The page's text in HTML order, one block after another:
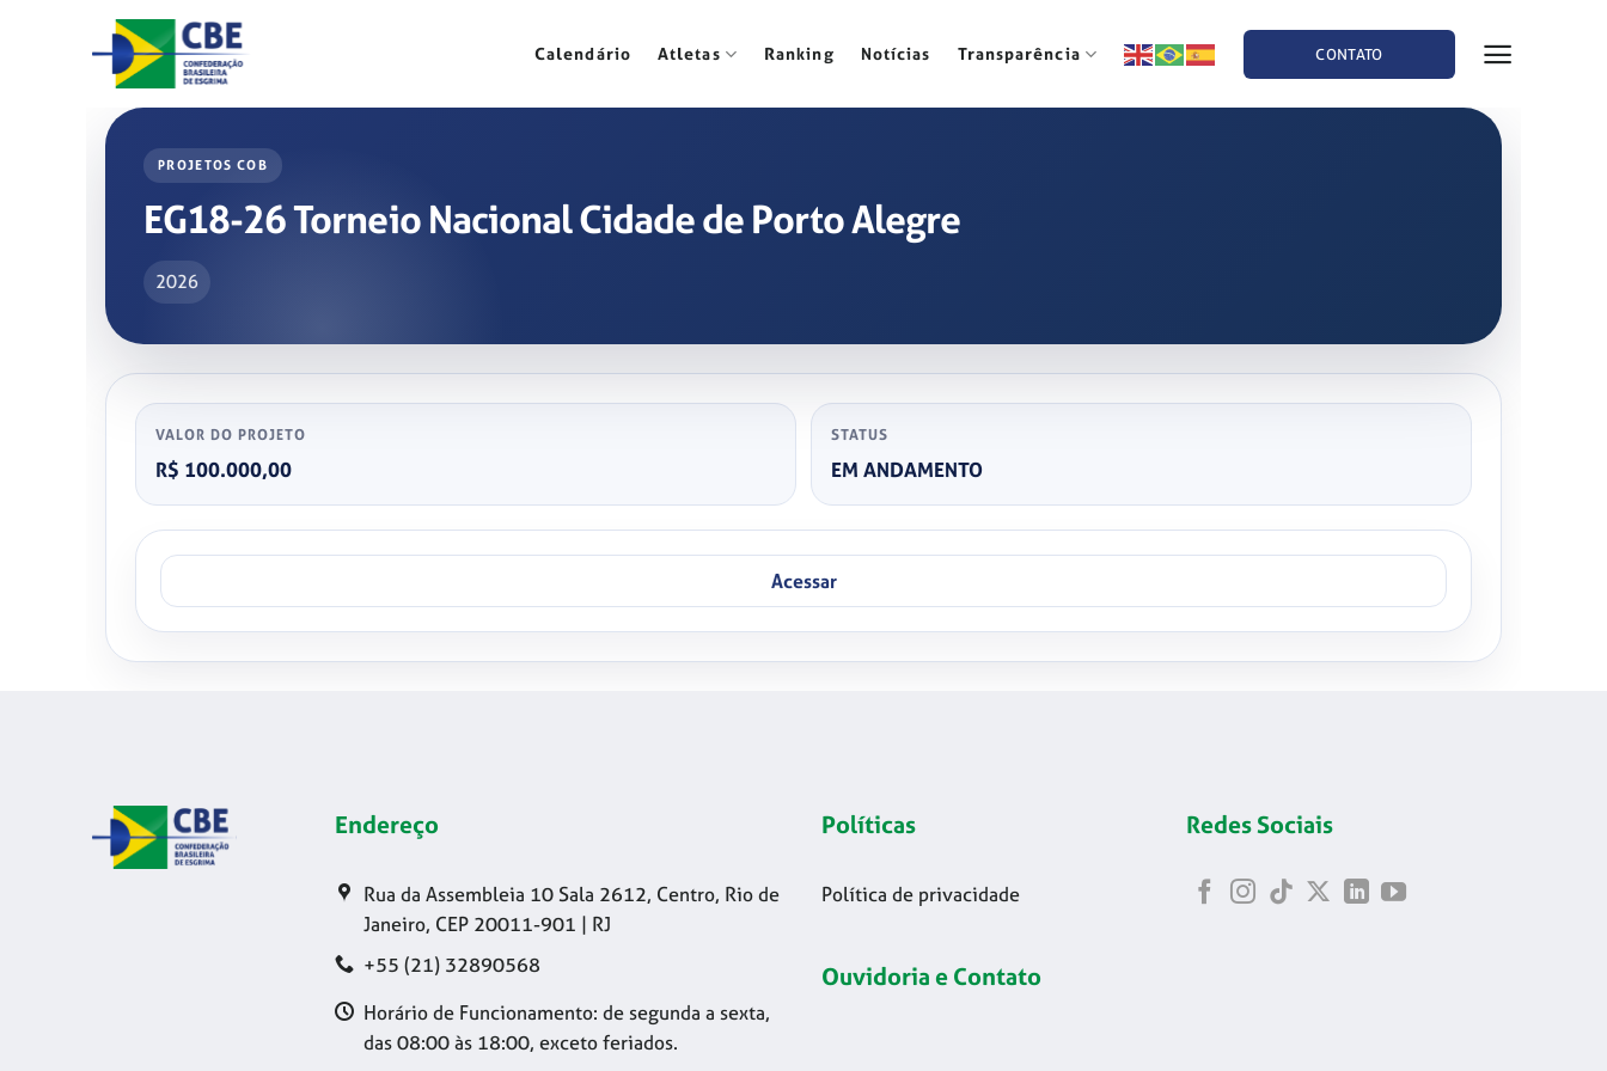
Calendário Atletas Ranking Notícias Transparência CONTATO
PROJETOS COB
EG18-26 Torneio Nacional Cidade de Porto Alegre
2026
VALOR DO PROJETO
R$ 100.000,00
STATUS
EM ANDAMENTO
Acessar
Endereço
Rua da Assembleia 10 Sala 2612, Centro, Rio de
Janeiro, CEP 20011-901 | RJ
+55 (21) 32890568
Horário de Funcionamento: de segunda a sexta,
das 08:00 às 18:00, exceto feriados.
Políticas
Política de privacidade
Ouvidoria e Contato
Redes Sociais